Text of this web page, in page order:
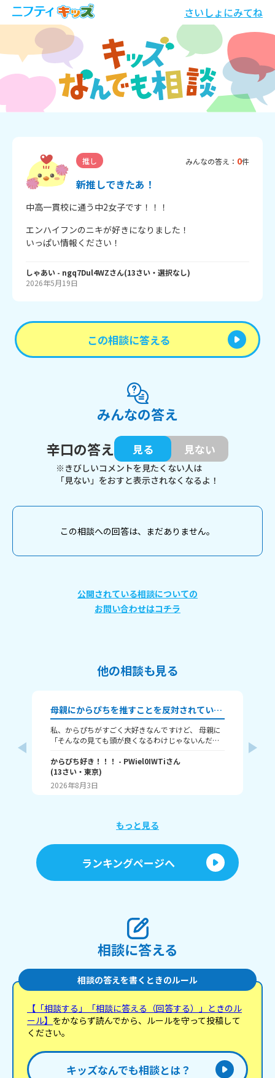
さいしょにみてね
推し みんなの答え： 0件
新推しできたあ！
中高一貫校に通う中2女子です！！！
エンハイフンのニキが好きになりました！
いっぱい情報ください！
しゃあい - ngq7Dul4WZさん(13さい・ 選択なし)
2026年5月19日
この相談に答える
みんなの答え
辛口の答え
見る 見ない
※きびしいコメントを見たくない人は
「見ない」をおすと表示されなくなるよ！
この相談への回答は、まだありません。
公開されている相談についての
お問い合わせはコチラ
他の相談も見る
母親にからぴちを推すことを反対されています
私、からぴちがすごく大好きなんですけど、 母親に
「そんなの見ても頭が良くなるわけじゃないんだか
強しろ」 「からぴちなんてあとちょっとしたら人気
なくなるし、どうせ中身おじさんおばさんでしょ」
って言われました(´；ω；｀) さすがにからぴちのこ
とを「変な奴ら」とか「中身がおじさんおばさん」
も失礼だと思うんですよね…しかも、私も好きなの
です… 私は今母親に見つからないようにこっそり
YouTubeを見たり曲を聞いたりしています。 あの日
母親に言われた「からぴちは変な奴ら」「からぴち
に… 長くなっちゃってすみません 答えてくれたら嬉
からぴち好き！！！ - PWiel0IWTiさん
(13さい・ 東京)
2026年8月3日
もっと見る
ランキングページへ
相談に答える
相談の答えを書くときのルール
【「相談する」「相談に答える（回答する）」ときのル
ール】 をかならず読んでから、ルールを守って投稿して
ください。
キッズなんでも相談とは？